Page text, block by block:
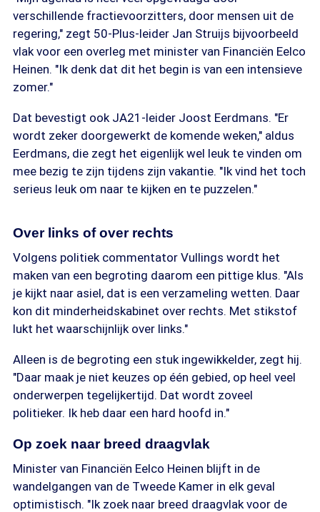
verschillende fractievoorzitters, door mensen uit de
regering," zegt 50-Plus-leider Jan Struijs bijvoorbeeld
vlak voor een overleg met minister van Financiën Eelco
Heinen. "Ik denk dat dit het begin is van een intensieve
zomer."
Dat bevestigt ook JA21-leider Joost Eerdmans. "Er
wordt zeker doorgewerkt de komende weken," aldus
Eerdmans, die zegt het eigenlijk wel leuk te vinden om
mee bezig te zijn tijdens zijn vakantie. "Ik vind het toch
serieus leuk om naar te kijken en te puzzelen."
Over links of over rechts
Volgens politiek commentator Vullings wordt het
maken van een begroting daarom een pittige klus. "Als
je kijkt naar asiel, dat is een verzameling wetten. Daar
kon dit minderheidskabinet over rechts. Met stikstof
lukt het waarschijnlijk over links."
Alleen is de begroting een stuk ingewikkelder, zegt hij.
"Daar maak je niet keuzes op één gebied, op heel veel
onderwerpen tegelijkertijd. Dat wordt zoveel
politieker. Ik heb daar een hard hoofd in."
Op zoek naar breed draagvlak
Minister van Financiën Eelco Heinen blijft in de
wandelgangen van de Tweede Kamer in elk geval
optimistisch. "Ik zoek naar breed draagvlak voor de